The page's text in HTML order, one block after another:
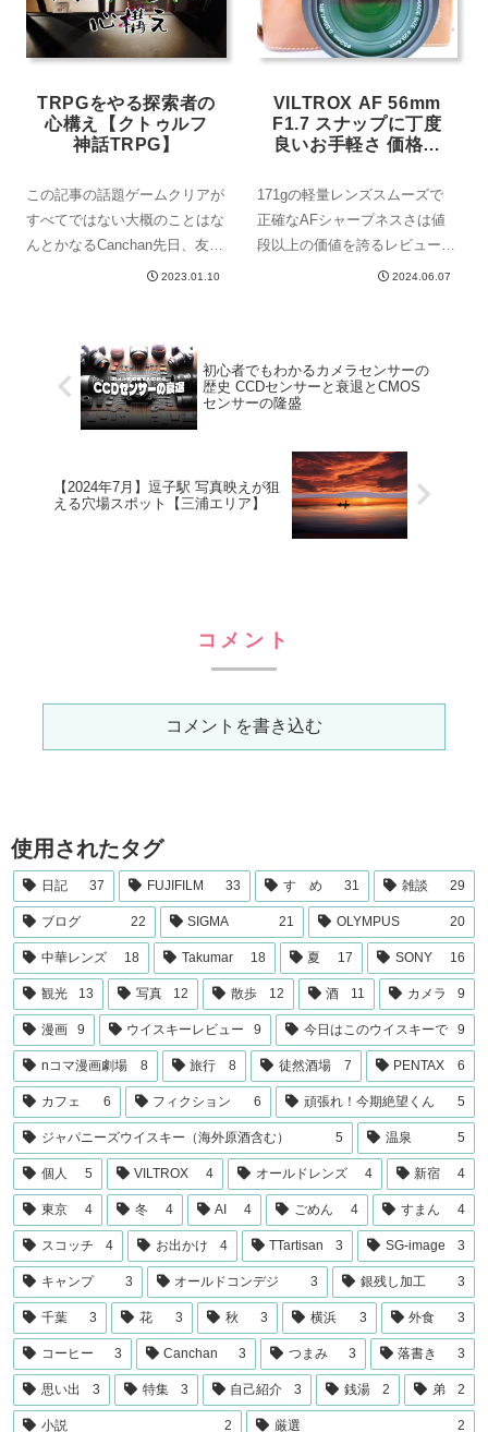
ツのスポ...
TRPGをやる探索者の
心構え【クトゥルフ
神話TRPG】
この記事の話題ゲームクリアが
すべてではない大概のことはな
んとかなるCanchan先日、友人
が生み出したクトゥルフ神話
の物語を完成させ、GMとして
物語の進行をしました。私はそ
のセッショ...
2023.01.10
VILTROX AF 56mm
F1.7 スナップに丁度
良いお手軽さ 価格を
【実写レビュー編】
171gの軽量レンズスムーズで
正確なAFシャープネスさは値
段以上の価値を誇るレビュー外
観・スペックのレビュー前回、
まとまりが良く街中スナップ
に...
2024.06.07
初心者でもわかるカメラセンサーの
歴史 CCDセンサーと衰退とCMOS
センサーの隆盛
【2024年7月】逗子駅 写真映えが狙
える穴場スポット【三浦エリア】
コメント
コメントを書き込む
使用されたタグ
日記 37 FUJIFILM 33 すゝめ 31 雑談 29
ブログ 22 SIGMA 21 OLYMPUS 20
中華レンズ 18 Takumar 18 夏 17 SONY 16
観光 13 写真 12 散歩 12 酒 11 カメラ 9
漫画 9 ウイスキーレビュー 9 今日はこのウイスキーで 9
nコマ漫画劇場 8 旅行 8 徒然酒場 7 PENTAX 6
カフェ 6 フィクション 6 頑張れ！今期絶望くん 5
ジャパニーズウイスキー（海外原酒含む） 5 温泉 5
個人 5 VILTROX 4 オールドレンズ 4 新宿 4
東京 4 冬 4 AI 4 ごめん 4 すまん 4
スコッチ 4 お出かけ 4 TTartisan 3 SG-image 3
キャンプ 3 オールドコンデジ 3 銀残し加工 3
千葉 3 花 3 秋 3 横浜 3 外食 3
コーヒー 3 Canchan 3 つまみ 3 落書き 3
思い出 3 特集 3 自己紹介 3 銭湯 2 弟 2
小説 2 厳選 2